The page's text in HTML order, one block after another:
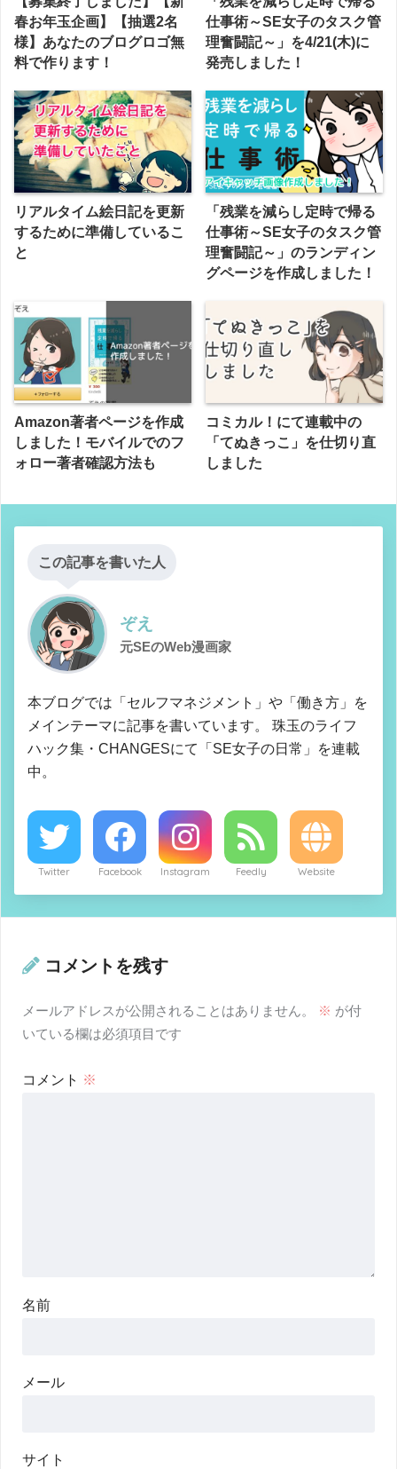
春お年玉企画】【抽選2名
様】あなたのブログロゴ無
料で作ります！
仕事術～SE女子のタスク管
理奮闘記～」を4/21(木)に
発売しました！
リアルタイム絵日記を更新
するために準備しているこ
と
「残業を減らし定時で帰る
仕事術～SE女子のタスク管
理奮闘記～」のランディン
グページを作成しました！
Amazon著者ページを作成
しました！モバイルでのフ
ォロー著者確認方法も
コミカル！にて連載中の
「てぬきっこ」を仕切り直
しました
この記事を書いた人
ぞえ
元SEのWeb漫画家
本ブログでは「セルフマネジメント」や「働き方」を
メインテーマに記事を書いています。 珠玉のライフ
ハック集・CHANGESにて「SE女子の日常」を連載
中。
Twitter Facebook Instagram Feedly Website
コメントを残す
メールアドレスが公開されることはありません。 ※ が付
いている欄は必須項目です
コメント ※
名前
メール
サイト